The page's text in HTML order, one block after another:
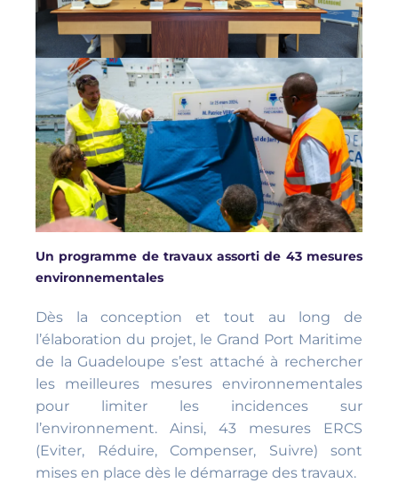
Un programme de travaux assorti de 43 mesures
environnementales
Dès la conception et tout au long de
l’élaboration du projet, le Grand Port Maritime
de la Guadeloupe s’est attaché à rechercher
les meilleures mesures environnementales
pour limiter les incidences sur
l’environnement. Ainsi, 43 mesures ERCS
(Eviter, Réduire, Compenser, Suivre) sont
mises en place dès le démarrage des travaux.